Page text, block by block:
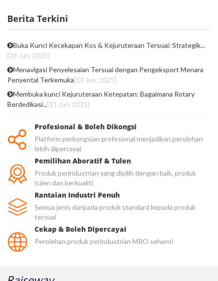
Berita Terkini
Buka Kunci Kecekapan Kos & Kejuruteraan Tersuai: Strategik...
[28 Jun, 2025]
Menavigasi Penyelesaian Tersuai dengan Pengeksport Menara
Penyental Terkemuka[13 Jun, 2025]
Membuka kunci Kejuruteraan Ketepatan: Bagaimana Rotary
Berdedikasi...[11 Jun, 2025]
Profesional & Boleh Dikongsi
Platform perkongsian profesional menjadikan perolehan
lebih dipercayai
Pemilihan Aboratif & Tulen
Produk perindustrian yang dipilih dengan baik, produk
tulen dan berkualiti
Rantaian Industri Penuh
Semua jenis daripada produk standard kepada produk
tersuai
Cekap & Boleh Dipercayai
Perolehan produk perindustrian MRO sehenti